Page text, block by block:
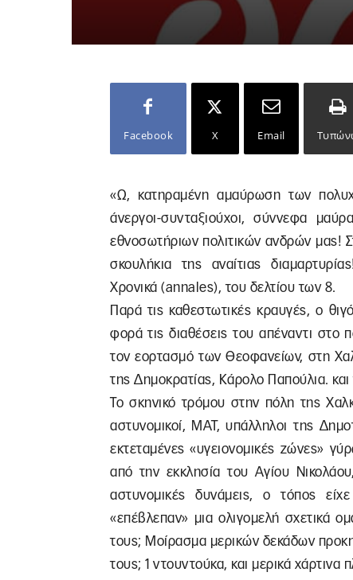
Facebook X Email
«Ω, κατηραμένη αμαύρωση των
άνεργοι-συνταξιούχοι, σύννεφα
εθνοσωτήριων πολιτικών ανδρών μας!
σκουλήκια της αναίτιας
Χρονικά (annales), του δελτίου των 8.
Παρά τις καθεστωτικές κραυγές, ο
φορά τις διαθέσεις του απέναντι στο
τον εορτασμό των Θεοφανείων, στη
της Δημοκρατίας, Κάρολο Παπούλια. και
Το σκηνικό τρόμου στην πόλη της
αστυνομικοί, ΜΑΤ, υπάλληλοι της
εκτεταμένες «υγειονομικές ζώνες»
από την εκκλησία του Αγίου
αστυνομικές δυνάμεις, ο τόπος
«επέβλεπαν» μια ολιγομελή σχετικά
τους; Μοίρασμα μερικών δεκάδων
τους; 1 ντουντούκα, και μερικά χάρτινα